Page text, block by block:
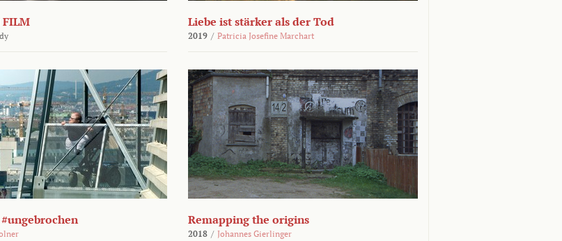
FILM Liebe ist stärker als der Tod
2019 / Patricia Josefine Marchart
Remapping the origins
2018 / Johannes Gierlinger